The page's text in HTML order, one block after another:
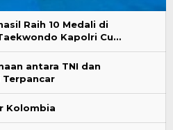
Raih 10 Medali di
Kapolri Cu…
antara TNI dan
Terpancar
Kolombia